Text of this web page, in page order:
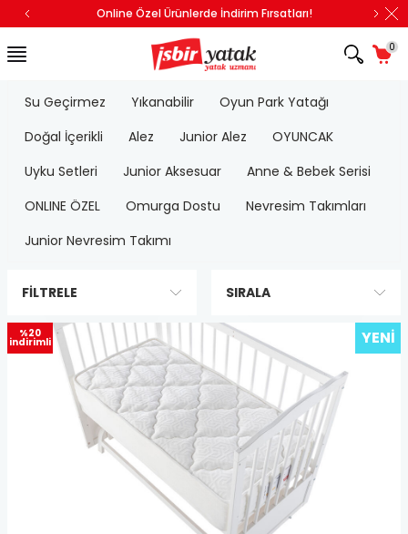
Online Özel Ürünlerde İndirim Fırsatları!
0
Su Geçirmez Yıkanabilir
Oyun Park Yatağı
Doğal İçerikli
Alez Junior Alez
OYUNCAK
Uyku Setleri
Junior Aksesuar
Anne & Bebek Serisi
ONLINE ÖZEL
Omurga Dostu
Nevresim Takımları
Junior Nevresim Takımı
FILTRELE SIRALA
YENI
%20
indirimli